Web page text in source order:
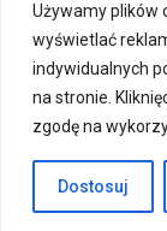
Używamy plików
wyświetlać
indywidualnych
na stronie.
zgodę na
Dostosuj
Wszelkie